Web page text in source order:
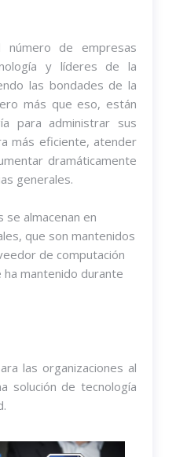
de empresas
y líderes de la
las bondades de la
más que eso, están
para administrar sus
más eficiente, atender
dramáticamente
generales.
se almacenan en
que son mantenidos
de computación
ha mantenido durante
las organizaciones al
solución de tecnología